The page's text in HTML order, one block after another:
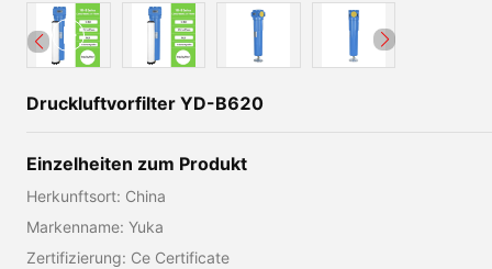
Druckluftvorfilter YD-B620
Einzelheiten zum Produkt
Herkunftsort: China
Markenname: Yuka
Zertifizierung: Ce Certificate